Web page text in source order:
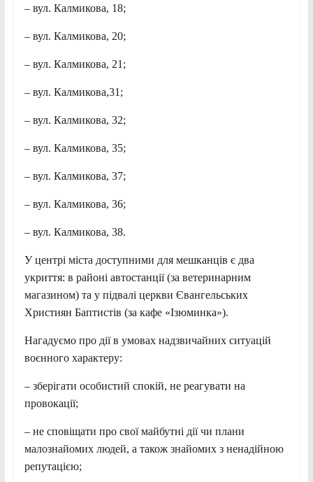
– вул. Калмикова, 18;
– вул. Калмикова, 20;
– вул. Калмикова, 21;
– вул. Калмикова,31;
– вул. Калмикова, 32;
– вул. Калмикова, 35;
– вул. Калмикова, 37;
– вул. Калмикова, 36;
– вул. Калмикова, 38.
У центрі міста доступними для мешканців є два
укриття: в районі автостанції (за ветеринарним
магазином) та у підвалі церкви Євангельських
Християн Баптистів (за кафе «Ізюминка»).
Нагадуємо про дії в умовах надзвичайних ситуацій
воєнного характеру:
– зберігати особистий спокій, не реагувати на
провокації;
– не сповіщати про свої майбутні дії чи плани
малознайомих людей, а також знайомих з ненадійною
репутацією;